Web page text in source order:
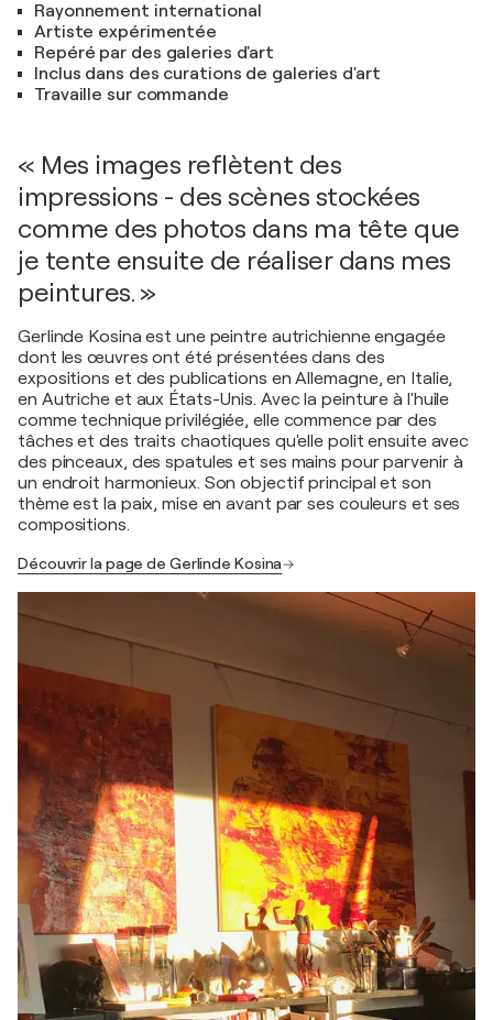
Rayonnement international
Artiste expérimentée
Repéré par des galeries d'art
Inclus dans des curations de galeries d'art
Travaille sur commande
« Mes images reflètent des
impressions - des scènes stockées
comme des photos dans ma tête que
je tente ensuite de réaliser dans mes
peintures. »
Gerlinde Kosina est une peintre autrichienne engagée
dont les œuvres ont été présentées dans des
expositions et des publications en Allemagne, en Italie,
en Autriche et aux États-Unis. Avec la peinture à l'huile
comme technique privilégiée, elle commence par des
tâches et des traits chaotiques qu'elle polit ensuite avec
des pinceaux, des spatules et ses mains pour parvenir à
un endroit harmonieux. Son objectif principal et son
thème est la paix, mise en avant par ses couleurs et ses
compositions.
Découvrir la page de Gerlinde Kosina